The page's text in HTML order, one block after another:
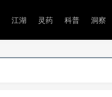
江湖 灵药 科普 洞察